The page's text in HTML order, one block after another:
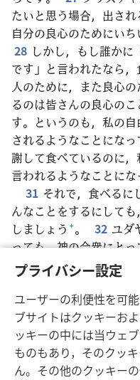
プライバシー設定
ユーザーの利便性を可
ブサイトはクッキーお
ッキーの中には当ウェ
ものもあり，そのクッ
ん。その他のクッキー
たいと思う場合，出され
自分の良心のためにいち
28 しかし，もし誰か
です」と言われたなら
人のために，また良心
るのは皆さんの良心の
す。というのも，私の
されるようなことにな
謝して食べているのに
言われるようなことに
31 それで，食べるに
んなことをするにして
しましょう +。 32 ユダ
っても，神の会衆にと
うにしましょう
+。33
めになることを優先し
喜ばせるようにしてい
らです+ 。